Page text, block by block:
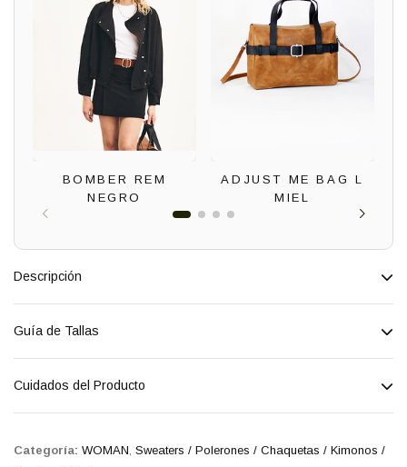
BOMBER REM
NEGRO
ADJUST ME BAG L
MIEL
Descripción
Guía de Tallas
Cuidados del Producto
Categoría: WOMAN, Sweaters / Polerones / Chaquetas / Kimonos /